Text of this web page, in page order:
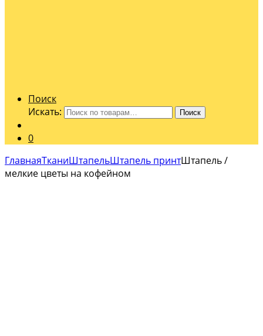
Поиск
Искать:
Поиск
0
ГлавнаяТканиШтапельШтапель принтШтапель /
мелкие цветы на кофейном